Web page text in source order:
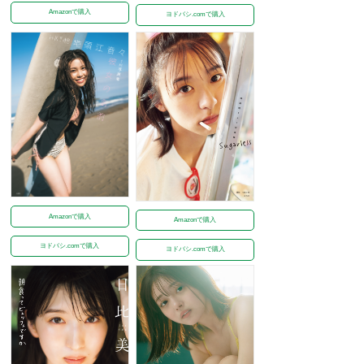
Amazonで購入 ヨドバシ.comで購入
Amazonで購入
ヨドバシ.comで購入
Amazonで購入
ヨドバシ.comで購入